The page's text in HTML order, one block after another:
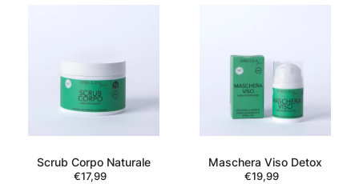
Scrub Corpo Naturale
Regular
€17,99
Maschera Viso Detox
Regular
€19,99